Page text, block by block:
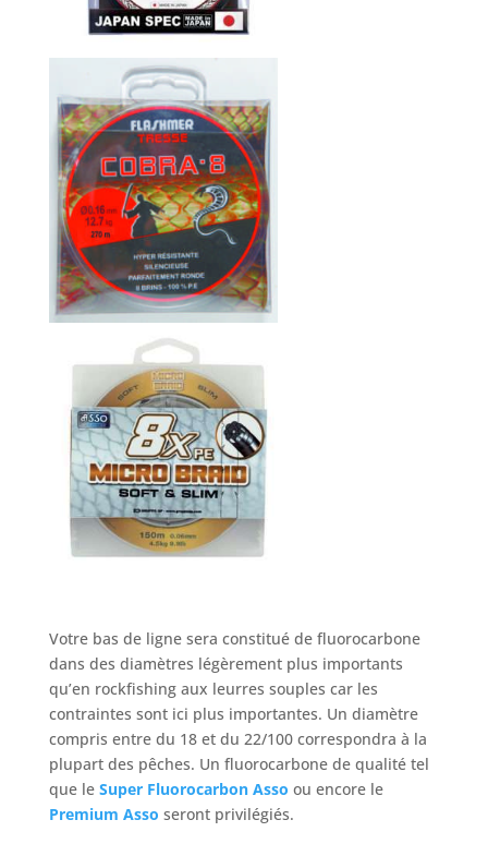
Votre bas de ligne sera constitué de fluorocarbone
dans des diamètres légèrement plus importants
qu’en rockfishing aux leurres souples car les
contraintes sont ici plus importantes. Un diamètre
compris entre du 18 et du 22/100 correspondra à la
plupart des pêches. Un fluorocarbone de qualité tel
que le Super Fluorocarbon Asso ou encore le
Premium Asso seront privilégiés.